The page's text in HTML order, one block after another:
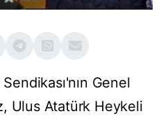
Genel
Ulus Atatürk Heykeli